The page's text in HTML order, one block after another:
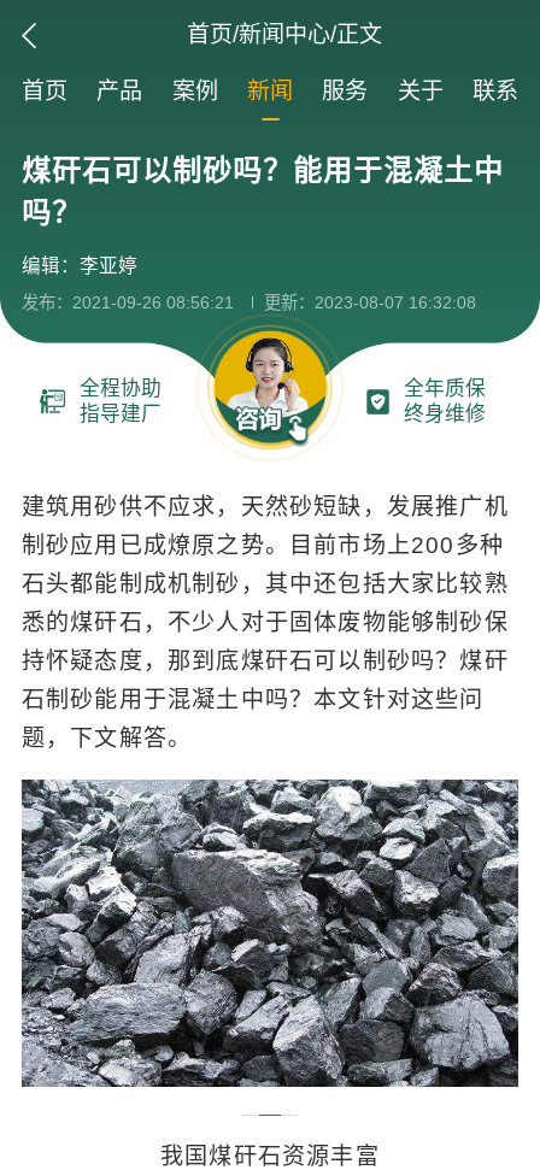
首页/新闻中心/正文
首页 产品 案例 新闻 服务 关于 联系
煤矸石可以制砂吗？能用于混凝土中
吗？
编辑：李亚婷
发布：2021-09-26 08:56:21 更新：2023-08-07 16:32:08
全程协助
指导建厂
全年质保
终身维修
建筑用砂供不应求，天然砂短缺，发展推广机
制砂应用已成燎原之势。目前市场上200多种
石头都能制成机制砂，其中还包括大家比较熟
悉的煤矸石，不少人对于固体废物能够制砂保
持怀疑态度，那到底煤矸石可以制砂吗？煤矸
石制砂能用于混凝土中吗？本文针对这些问
题，下文解答。
我国煤矸石资源丰富